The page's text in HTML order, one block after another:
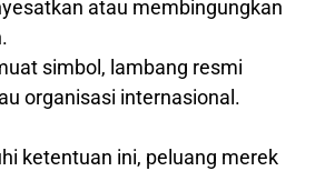
atau membingungkan
simbol, lambang resmi
organisasi internasional.
ketentuan ini, peluang merek